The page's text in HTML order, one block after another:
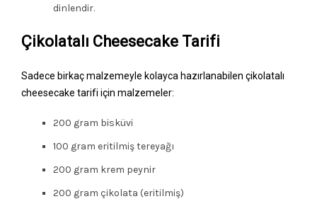
dinlendir.
Çikolatalı Cheesecake Tarifi
Sadece birkaç malzemeyle kolayca hazırlanabilen çikolatalı
cheesecake tarifi için malzemeler:
200 gram bisküvi
100 gram eritilmiş tereyağı
200 gram krem peynir
200 gram çikolata (eritilmiş)